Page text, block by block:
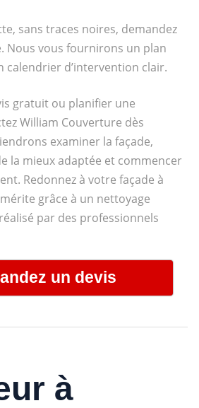
sans traces noires, demandez
Nous vous fournirons un plan
calendrier d’intervention clair.
gratuit ou planifier une
William Couverture dès
examiner la façade,
la mieux adaptée et commencer
Redonnez à votre façade à
mérite grâce à un nettoyage
par des professionnels
un devis
à